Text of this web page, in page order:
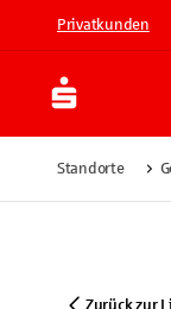
Privatkunden
Standorte
Zurück zur